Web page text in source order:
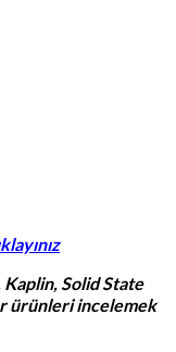
Kaplin, Solid State
ürünleri incelemek